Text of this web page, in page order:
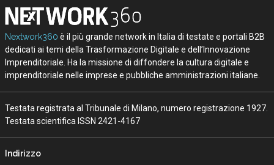
Nextwork360 è il più grande network in Italia di testate e portali B2B
dedicati ai temi della Trasformazione Digitale e dell’Innovazione
Imprenditoriale. Ha la missione di diffondere la cultura digitale e
imprenditoriale nelle imprese e pubbliche amministrazioni italiane.
Testata registrata al Tribunale di Milano, numero registrazione 1927.
Testata scientifica ISSN 2421-4167
Indirizzo